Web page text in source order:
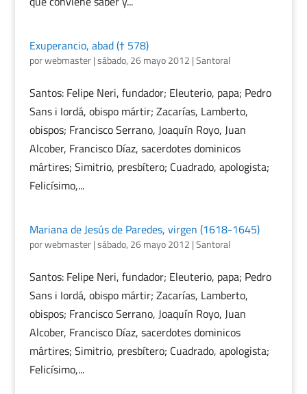
Exuperancio, abad († 578)
porwebmaster|sábado, 26 mayo 2012 |Santoral
Santos: Felipe Neri, fundador; Eleuterio, papa; Pedro
Sans i Iordá, obispo mártir; Zacarías, Lamberto,
obispos; Francisco Serrano, Joaquín Royo, Juan
Alcober, Francisco Díaz, sacerdotes dominicos
mártires; Simitrio, presbítero; Cuadrado, apologista;
Felicísimo,...
Mariana de Jesús de Paredes, virgen (1618-1645)
porwebmaster|sábado, 26 mayo 2012 |Santoral
Santos: Felipe Neri, fundador; Eleuterio, papa; Pedro
Sans i Iordá, obispo mártir; Zacarías, Lamberto,
obispos; Francisco Serrano, Joaquín Royo, Juan
Alcober, Francisco Díaz, sacerdotes dominicos
mártires; Simitrio, presbítero; Cuadrado, apologista;
Felicísimo,...